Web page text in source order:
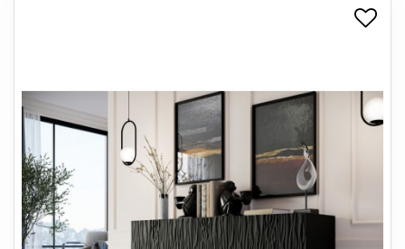
+
+
BØRNEMØBLER
+
KONTORMØBLER
OPBEVARING
TÆPPER
+
LAMPER